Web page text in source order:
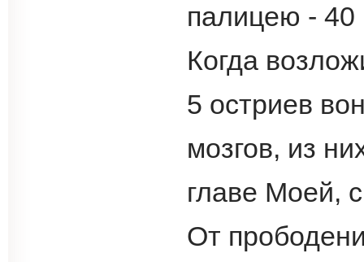
палицею - 40
Когда
5 остриев
мозгов, из
главе Моей,
От